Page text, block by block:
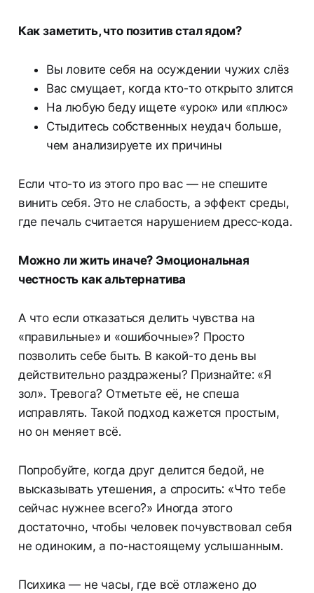
Как заметить, что позитив стал ядом?
Вы ловите себя на осуждении чужих слёз
Вас смущает, когда кто-то открыто злится
На любую беду ищете «урок» или «плюс»
Стыдитесь собственных неудач больше,
чем анализируете их причины
Если что-то из этого про вас — не спешите
винить себя. Это не слабость, а эффект среды,
где печаль считается нарушением дресс-кода.
Можно ли жить иначе? Эмоциональная
честность как альтернатива
А что если отказаться делить чувства на
«правильные» и «ошибочные»? Просто
позволить себе быть. В какой-то день вы
действительно раздражены? Признайте: «Я
зол». Тревога? Отметьте её, не спеша
исправлять. Такой подход кажется простым,
но он меняет всё.
Попробуйте, когда друг делится бедой, не
высказывать утешения, а спросить: «Что тебе
сейчас нужнее всего?» Иногда этого
достаточно, чтобы человек почувствовал себя
не одиноким, а по-настоящему услышанным.
Психика — не часы, где всё отлажено до